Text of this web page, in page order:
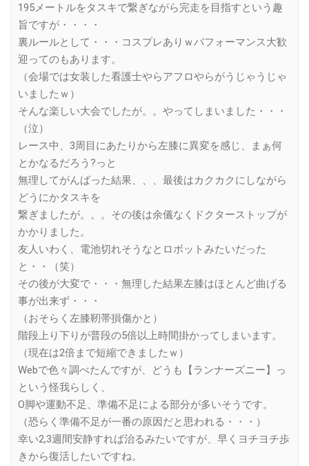
195メートルをタスキで繋ぎながら完走を目指すという趣
旨ですが・・・・
裏ルールとして・・・コスプレありｗパフォーマンス大歓
迎ってのもあります。
（会場では女装した看護士やらアフロやらがうじゃうじゃ
いましたｗ）
そんな楽しい大会でしたが。。やってしまいました・・・
（泣）
レース中、3周目にあたりから左膝に異変を感じ、まぁ何
とかなるだろう?っと
無理してがんばった結果、、、最後はカクカクにしながら
どうにかタスキを
繋ぎましたが。。。その後は余儀なくドクターストップが
かかりました。
友人いわく、電池切れそうなとロボットみたいだった
と・・（笑）
その後が大変で・・・無理した結果左膝はほとんど曲げる
事が出来ず・・・
（おそらく左膝靭帯損傷かと）
階段上り下りが普段の5倍以上時間掛かってしまいます。
（現在は2倍まで短縮できましたｗ）
Webで色々調べたんですが、どうも【ランナーズニー】っ
という怪我らしく、
O脚や運動不足、準備不足による部分が多いそうです。
（恐らく準備不足が一番の原因だと思われる・・・）
幸い2,3週間安静すれば治るみたいですが、早くヨチヨチ歩
きから復活したいですね。